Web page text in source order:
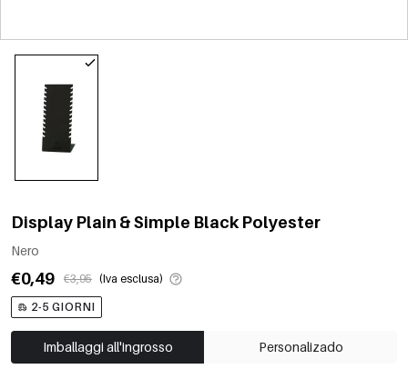
Display Plain & Simple Black Polyester
Nero
€0,49 €3,95 (Iva esclusa)
2-5 GIORNI
Imballaggi all'ingrosso Personalizado